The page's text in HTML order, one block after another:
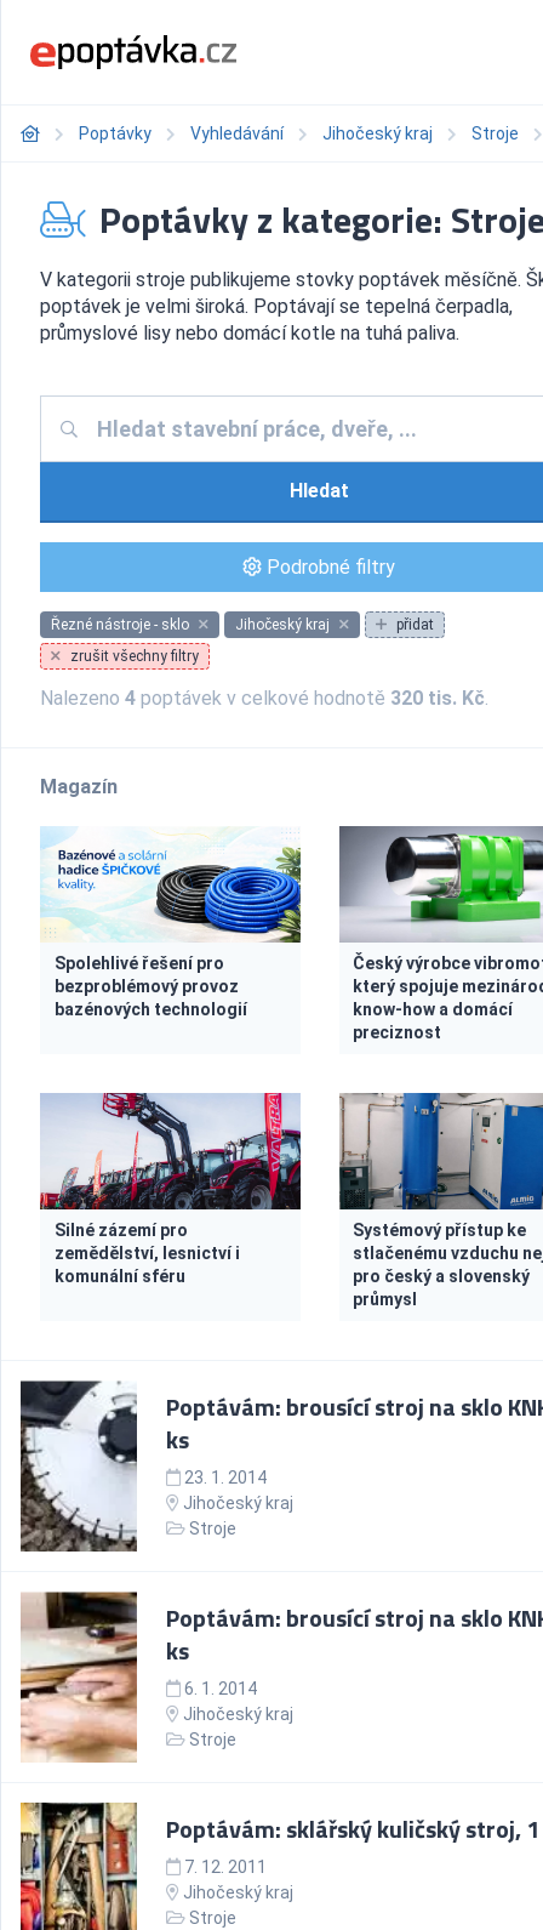
Poptávky Vyhledávání Jihočeský kraj Stroje
Poptávky z kategorie:
V kategorii stroje publikujeme stovky poptávek měsíčně.
poptávek je velmi široká. Poptávají se tepelná čerpadla,
průmyslové lisy nebo domácí kotle na tuhá paliva.
Hledat
Podrobné filtry
Řezné nástroje - sklo Jihočeský kraj
přidat
zrušit všechny filtry
Nalezeno 4 poptávek v celkové hodnotě 320 tis. Kč.
Magazín
Spolehlivé řešení pro
bezproblémový provoz
bazénových technologií
Český výrobce
který spojuje
know-how a domácí
preciznost
Silné zázemí pro
zemědělství, lesnictví i
komunální sféru
Systémový přístup ke
stlačenému vzduchu
pro český a slovenský
průmysl
Poptávám: brousící stroj na sklo
ks
23. 1. 2014
Jihočeský kraj
Stroje
Poptávám: brousící stroj na sklo
ks
6. 1. 2014
Jihočeský kraj
Stroje
Poptávám: sklářský kuličský stroj,
7. 12. 2011
Jihočeský kraj
Stroje